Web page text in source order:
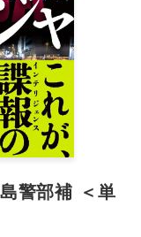
警部補 ＜単